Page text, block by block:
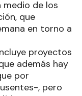
medio de los
que
en torno a
proyectos
además hay
por
, pero